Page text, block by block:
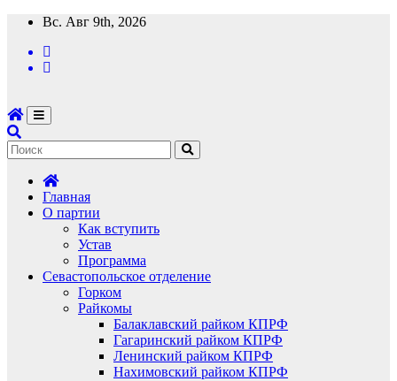
Перейти
содержимому
Вс. Авг 9th, 2026
Главная
О партии
Как вступить
Устав
Программа
Севастопольское отделение
Горком
Райкомы
Балаклавский райком КПРФ
Гагаринский райком КПРФ
Ленинский райком КПРФ
Нахимовский райком КПРФ